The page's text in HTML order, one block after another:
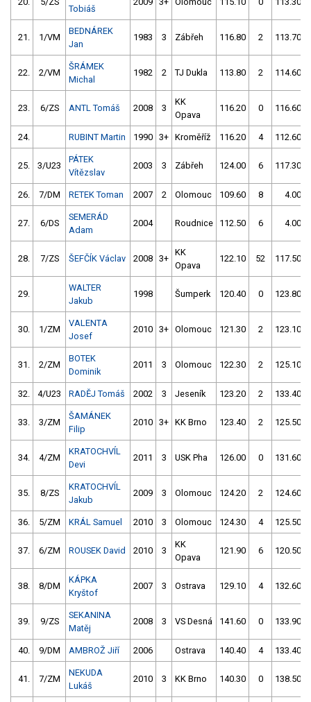
Tobiáš
21. 1/VM
BEDNÁREK
Jan
1983 3 Zábřeh 116.80 2 113.70
22. 2/VM
ŠRÁMEK
Michal
1982 2 TJ Dukla 113.80 2 114.60
23. 6/ZS ANTL Tomáš 2008 3
KK
Opava
116.20 0 116.60
24. RUBINT Martin 1990 3+ Kroměříž 116.20 4 112.60
25. 3/U23
PÁTEK
Vítězslav
2003 3 Zábřeh 124.00 6 117.30
26. 7/DM RETEK Toman 2007 2 Olomouc 109.60 8 4.00
27. 6/DS
SEMERÁD
Adam
2004 Roudnice 112.50 6 4.00
28. 7/ZS ŠEFČÍK Václav 2008 3+
KK
Opava
122.10 52 117.50
29.
WALTER
Jakub
1998 Šumperk 120.40 0 123.80
30. 1/ZM
VALENTA
Josef
2010 3+ Olomouc 121.30 2 123.10
31. 2/ZM
BOTEK
Dominik
2011 3 Olomouc 122.30 2 125.10
32. 4/U23 RADĚJ Tomáš 2002 3 Jeseník 123.20 2 133.40
33. 3/ZM
ŠAMÁNEK
Filip
2010 3+ KK Brno 123.40 2 125.50
34. 4/ZM
KRATOCHVÍL
Devi
2011 3 USK Pha 126.00 0 131.60
35. 8/ZS
KRATOCHVÍL
Jakub
2009 3 Olomouc 124.20 2 124.60
36. 5/ZM KRÁL Samuel 2010 3 Olomouc 124.30 4 125.50
37. 6/ZM ROUSEK David 2010 3
KK
Opava
121.90 6 120.50
38. 8/DM
KÁPKA
Kryštof
2007 3 Ostrava 129.10 4 132.60
39. 9/ZS
SEKANINA
Matěj
2008 3 VS Desná 141.60 0 133.90
40. 9/DM AMBROŽ Jiří 2006 Ostrava 140.40 4 133.40
41. 7/ZM
NEKUDA
Lukáš
2010 3 KK Brno 140.30 0 138.50